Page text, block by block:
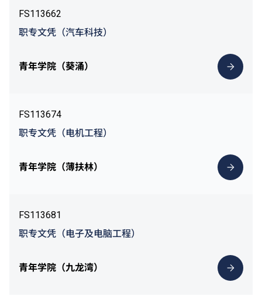
FS113662
职专文凭（汽车科技）
青年学院（葵涌）
FS113674
职专文凭（电机工程）
青年学院（薄扶林）
FS113681
职专文凭（电子及电脑工程）
青年学院（九龙湾）